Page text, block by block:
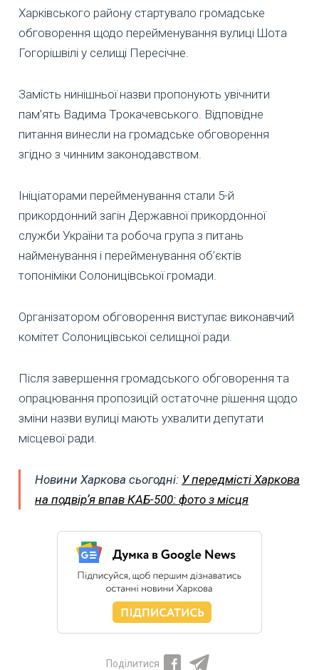
Харківського району стартувало громадське
обговорення щодо перейменування вулиці Шота
Гогорішвілі у селищі Пересічне.
Замість нинішньої назви пропонують увічнити
пам’ять Вадима Трокачевського. Відповідне
питання винесли на громадське обговорення
згідно з чинним законодавством.
Ініціаторами перейменування стали 5-й
прикордонний загін Державної прикордонної
служби України та робоча група з питань
найменування і перейменування об’єктів
топоніміки Солоницівської громади.
Організатором обговорення виступає виконавчий
комітет Солоницівської селищної ради.
Після завершення громадського обговорення та
опрацювання пропозицій остаточне рішення щодо
зміни назви вулиці мають ухвалити депутати
місцевої ради.
Новини Харкова сьогодні: У передмісті Харкова
на подвірʼя впав КАБ-500: фото з місця
Поділитися